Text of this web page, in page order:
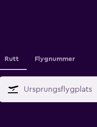
Rutt Flygnummer